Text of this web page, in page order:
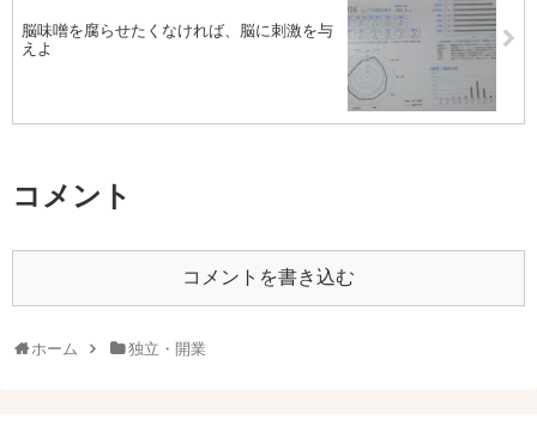
脳味噌を腐らせたくなければ、脳に刺激を与
えよ
コメント
コメントを書き込む
ホーム 独立・開業